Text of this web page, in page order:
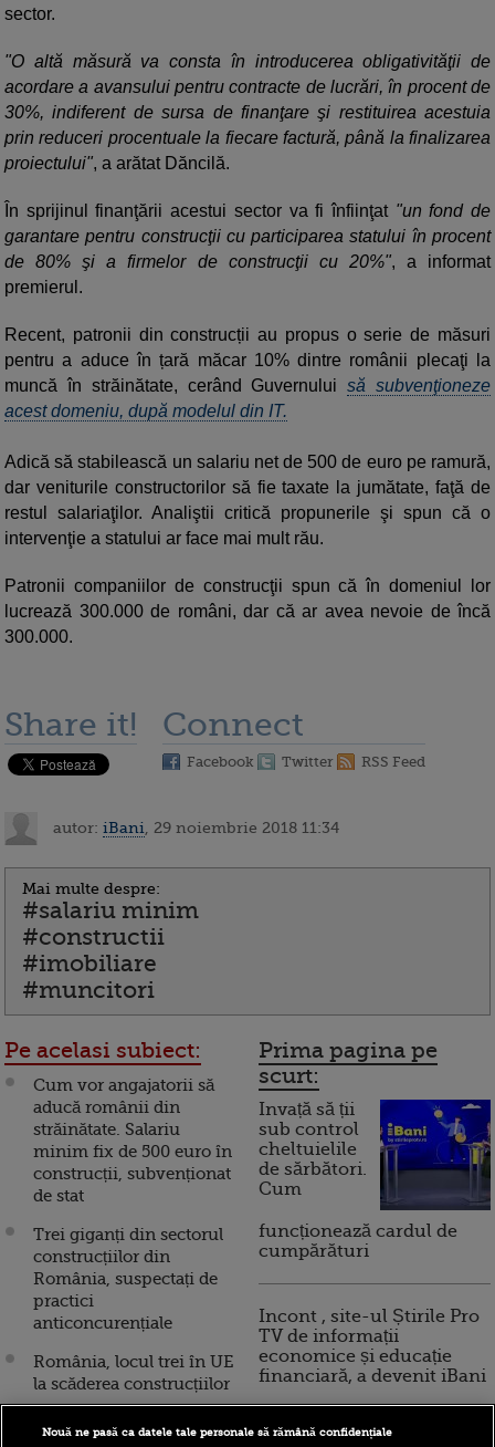
sector.
"O altă măsură va consta în introducerea obligativităţii de
acordare a avansului pentru contracte de lucrări, în procent de
30%, indiferent de sursa de finanţare şi restituirea acestuia
prin reduceri procentuale la fiecare factură, până la finalizarea
proiectului", a arătat Dăncilă.
În sprijinul finanţării acestui sector va fi înfiinţat "un fond de
garantare pentru construcţii cu participarea statului în procent
de 80% şi a firmelor de construcţii cu 20%", a informat
premierul.
Recent, patronii din construcții au propus o serie de măsuri
pentru a aduce în țară măcar 10% dintre românii plecaţi la
muncă în străinătate, cerând Guvernuluisă subvenţioneze
acest domeniu, după modelul din IT.
Adică să stabilească un salariu net de 500 de euro pe ramură,
dar veniturile constructorilor să fie taxate la jumătate, faţă de
restul salariaţilor. Analiştii critică propunerile şi spun că o
intervenţie a statului ar face mai mult rău.
Patronii companiilor de construcţii spun că în domeniul lor
lucrează 300.000 de români, dar că ar avea nevoie de încă
300.000.
Share it! Connect
Facebook Twitter RSS Feed
autor: iBani , 29 noiembrie 2018 11:34
Mai multe despre:
#salariu minim
#constructii
#imobiliare
#muncitori
Pe acelasi subiect:
Cum vor angajatorii să
aducă românii din
străinătate. Salariu
minim fix de 500 euro în
construcții, subvenționat
de stat
Trei giganți din sectorul
construcțiilor din
România, suspectați de
practici
anticoncurențiale
România, locul trei în UE
la scăderea construcțiilor
Bloomberg: Europa de
Prima pagina pe
scurt:
Invață să ții
sub control
cheltuielile
de sărbători.
Cum
funcționează cardul de
cumpărături
Incont , site-ul Știrile Pro
TV de informații
economice și educație
financiară, a devenit iBani
10 reguli pentru decizii
Nouă ne pasă ca datele tale personale să rămână confidențiale